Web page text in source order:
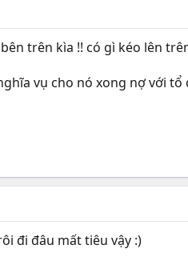
trên kìa !! có gì kéo lên
vụ cho nó xong nợ với
đi đâu mất tiêu vậy :)